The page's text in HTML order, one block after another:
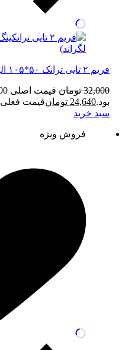
فریم ۲ تایی ترانک ۵۰*۱۰۵ البرز ( طرح لگراند)
32,000 تومان
بود.24,640 تومانقیمت فعلی 24,640 تومان است.
سبد خرید
فروش ویژه